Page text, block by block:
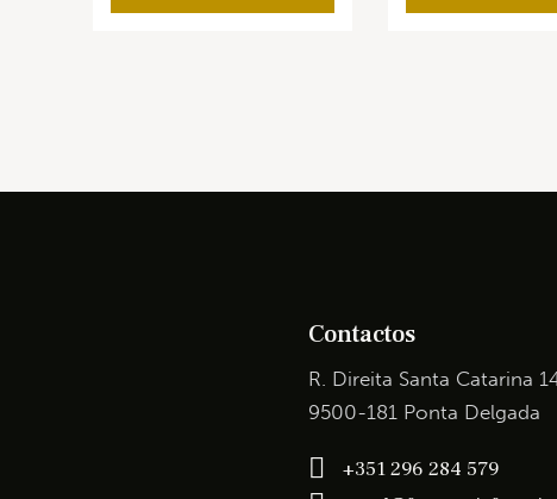
Contactos
R. Direita Santa Catarina
9500-181 Ponta Delgada
+351 296 284 579